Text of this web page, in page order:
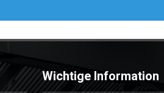
Wichtige Information